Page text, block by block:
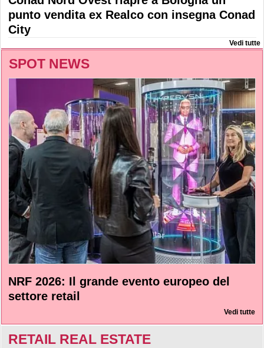
punto vendita ex Realco con insegna Conad
City
Vedi tutte
SPOT NEWS
NRF 2026: Il grande evento europeo del
settore retail
Vedi tutte
RETAIL REAL ESTATE